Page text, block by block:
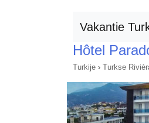
Vakantie
Hôtel
Turkije › Turkse